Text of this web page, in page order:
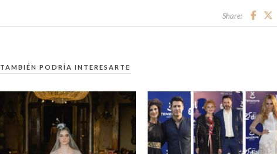
Share:
TAMBIÉN PODRÍA INTERESARTE